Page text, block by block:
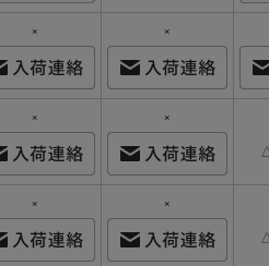
× ×
× ×
× ×